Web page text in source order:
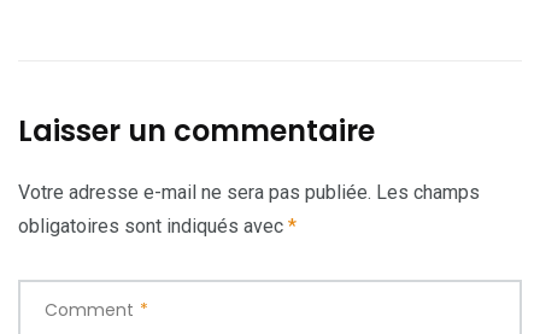
Laisser un commentaire
Votre adresse e-mail ne sera pas publiée. Les champs
obligatoires sont indiqués avec *
Comment *